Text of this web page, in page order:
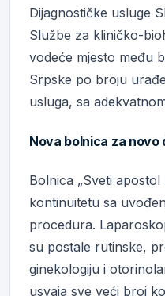
Dijagnostičke usluge
Službe za kliničko-
vodeće mjesto među
Srpske po broju
usluga, sa
Nova bolnica za novo
Bolnica „Sveti apostol
kontinuitetu sa
procedura.
su postale rutinske,
ginekologiju i
usvaja sve veći broj